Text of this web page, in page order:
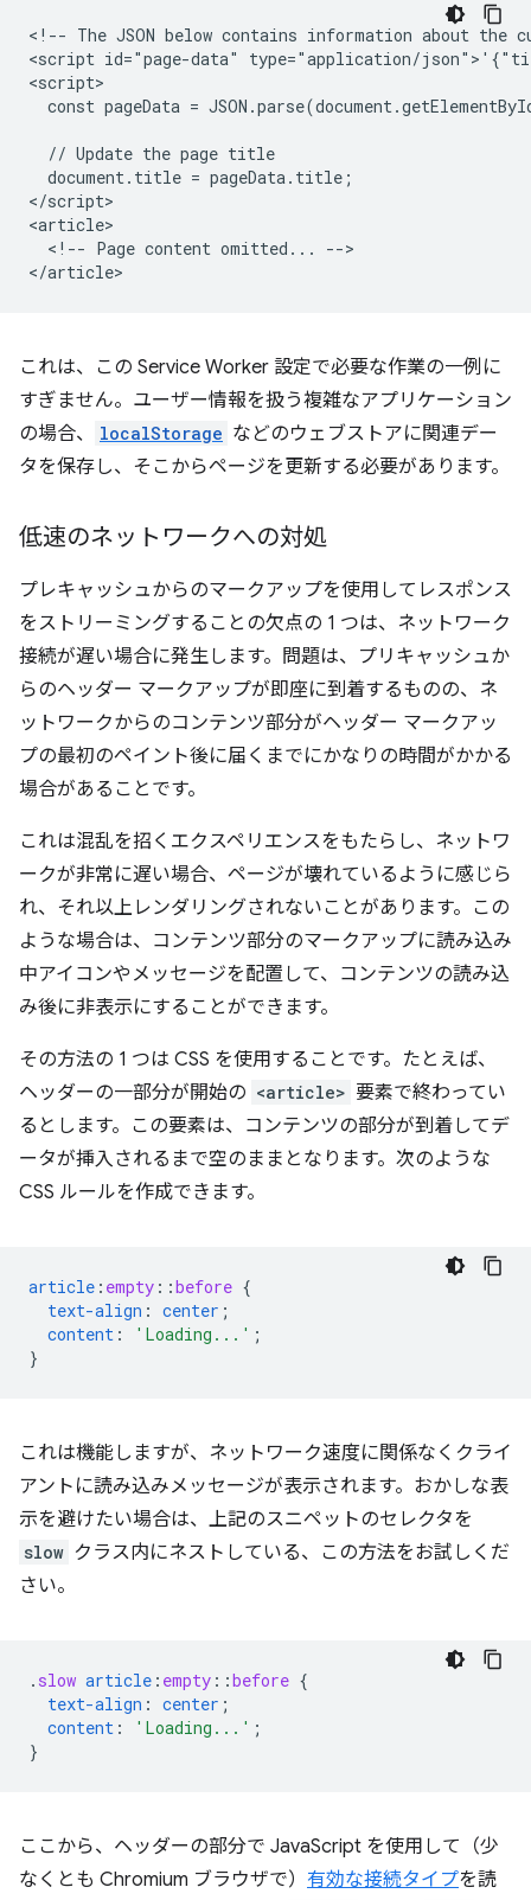
<!-- The JSON below contains information about the
<script id="page-data" type="application/
<script>
const pageData =
  // Update the page title
  document.title = pageData.title;
</script>
<article>
  <!-- Page content omitted... -->
これは、この Service Worker 設定で必要な作業の一例に
すぎません。ユーザー情報を扱う複雑なアプリケーション
の場合、
localStorage などのウェブストアに関連デー
タを保存し、そこからページを更新する必要があります。
低速のネットワークへの対処
プレキャッシュからのマークアップを使用してレスポンス
をストリーミングすることの欠点の 1 つは、ネットワーク
接続が遅い場合に発生します。問題は、プリキャッシュか
らのヘッダー マークアップが即座に到着するものの、ネ
ットワークからのコンテンツ部分がヘッダー マークアッ
プの最初のペイント後に届くまでにかなりの時間がかかる
場合があることです。
これは混乱を招くエクスペリエンスをもたらし、ネットワ
ークが非常に遅い場合、ページが壊れているように感じら
れ、それ以上レンダリングされないことがあります。この
ような場合は、コンテンツ部分のマークアップに読み込み
中アイコンやメッセージを配置して、コンテンツの読み込
み後に非表示にすることができます。
その方法の 1 つは CSS を使用することです。たとえば、
ヘッダーの一部分が開始の <article> 要素で終わってい
るとします。この要素は、コンテンツの部分が到着してデ
ータが挿入されるまで空のままとなります。次のような
CSS ルールを作成できます。
article : empty ::before {
text-align : center ;
content : 'Loading...' ;
}
これは機能しますが、ネットワーク速度に関係なくクライ
アントに読み込みメッセージが表示されます。おかしな表
示を避けたい場合は、上記のスニペットのセレクタを
slow クラス内にネストしている、この方法をお試しくだ
さい。
. slow article : empty ::before {
text-align : center ;
content : 'Loading...' ;
}
ここから、ヘッダーの部分で JavaScript を使用して（少
なくとも Chromium ブラウザで） 有効な接続タイプを読